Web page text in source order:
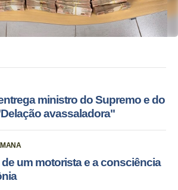
ministro do Supremo e do
avassaladora"
um motorista e a consciência